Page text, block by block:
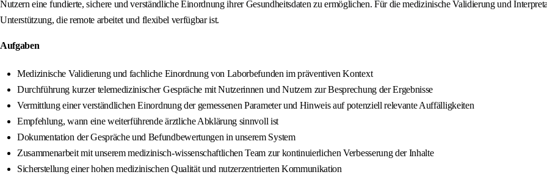
Nutzern eine fundierte, sichere und verständliche Einordnung ihrer Gesundheitsdaten zu ermöglichen. Für die medizinische Validierung und
Unterstützung, die remote arbeitet und flexibel verfügbar ist.
Aufgaben
Medizinische Validierung und fachliche Einordnung von Laborbefunden im präventiven Kontext
Durchführung kurzer telemedizinischer Gespräche mit Nutzerinnen und Nutzern zur Besprechung der Ergebnisse
Vermittlung einer verständlichen Einordnung der gemessenen Parameter und Hinweis auf potenziell relevante Auffälligkeiten
Empfehlung, wann eine weiterführende ärztliche Abklärung sinnvoll ist
Dokumentation der Gespräche und Befundbewertungen in unserem System
Zusammenarbeit mit unserem medizinisch-wissenschaftlichen Team zur kontinuierlichen Verbesserung der Inhalte
Sicherstellung einer hohen medizinischen Qualität und nutzerzentrierten Kommunikation